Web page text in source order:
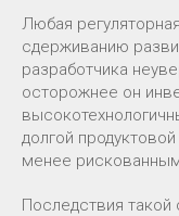
Любая
сдерживанию
разработчика
осторожнее он
долгой
менее
Последствия такой